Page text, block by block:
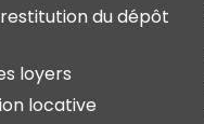
du dépôt
loyers
locative